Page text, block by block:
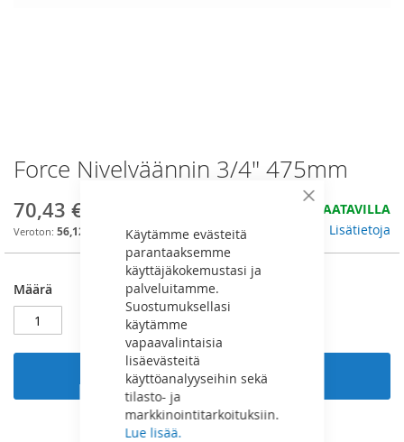
Sulje
Käytämme evästeitä
parantaaksemme
käyttäjäkokemustasi ja
palveluitamme.
Suostumuksellasi
käytämme
vapaavalintaisia
lisäevästeitä
käyttöanalyyseihin sekä
tilasto- ja
markkinointitarkoituksiin.
Lue lisää.
Skip
to
the
beginning
of
the
gallery
Force Nivelväännin 3/4" 475mm
70,43 €
56,12 €
HYVIN SAATAVILLA
Lisätietoja
Määrä
Lisää ostoskoriin